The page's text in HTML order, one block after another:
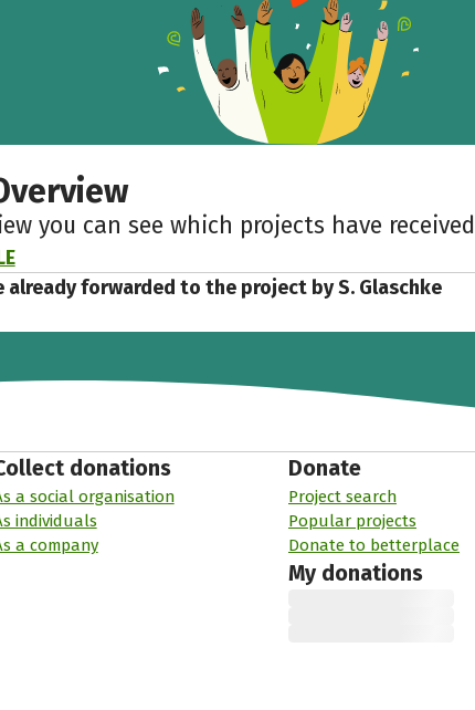
you can see which projects have
already forwarded to the project by S. Glaschke
donations
a social organisation
individuals
a company
Donate
Project search
Popular projects
Donate to betterplace
My donations